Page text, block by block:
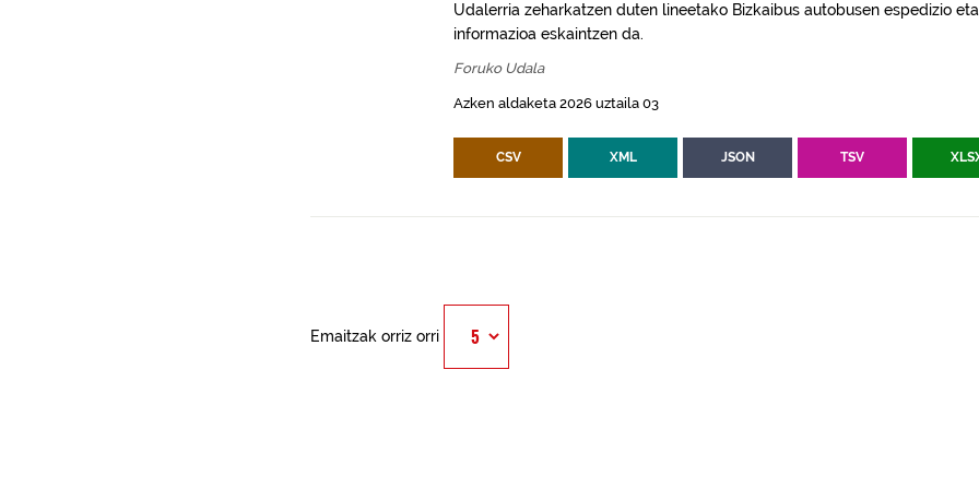
Udalerria zeharkatzen duten lineetako Bizkaibus autobusen espedizio
informazioa eskaintzen da.
Foruko Udala
Azken aldaketa 2026 uztaila 03
CSV XML JSON TSV
Emaitzak orriz orri